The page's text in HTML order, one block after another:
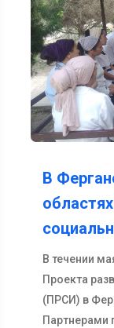
В
В течении
Проекта
(ПРСИ) в
Партнерами